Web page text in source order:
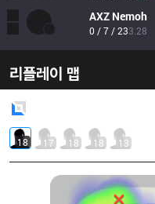
AXZ Nemoh
0 / 7 / 233.28
리플레이 맵
18 17 18 18 13